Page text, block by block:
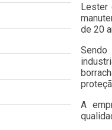
Lester
de 20
A